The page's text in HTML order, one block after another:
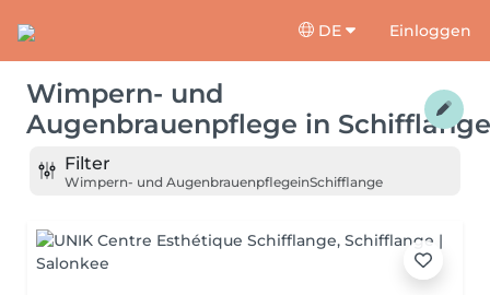
DE Einloggen
Wimpern- und
Augenbrauenpflege in Schifflange
Filter
Wimpern- und AugenbrauenpflegeinSchifflange